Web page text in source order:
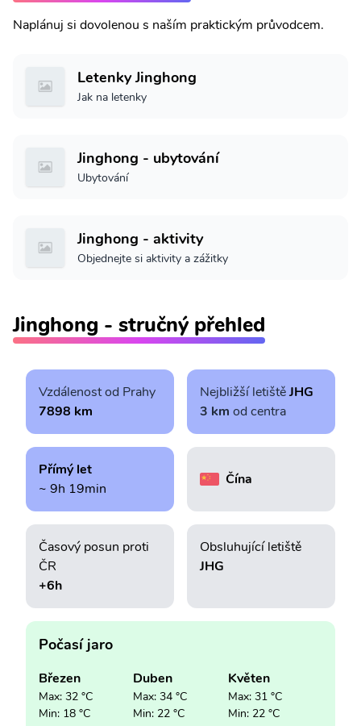
Naplánuj si dovolenou s naším praktickým průvodcem.
Letenky Jinghong
Jak na letenky
Jinghong - ubytování
Ubytování
Jinghong - aktivity
Objednejte si aktivity a zážitky
Jinghong - stručný přehled
Vzdálenost od Prahy
7898 km
Nejbližší letištěJHG
3 km od centra
Přímý let
~ 9h 19min
Čína
Časový posun proti
ČR
+6h
Obsluhující letiště
JHG
Počasí jaro
Březen
Max: 32 °C
Min: 18 °C
Duben
Max: 34 °C
Min: 22 °C
Květen
Max: 31 °C
Min: 22 °C